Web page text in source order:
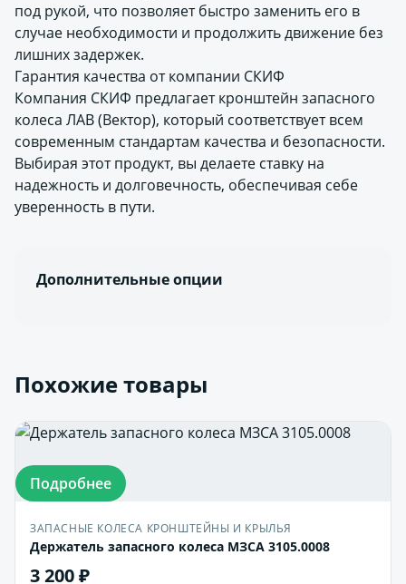
под рукой, что позволяет быстро заменить его в
случае необходимости и продолжить движение без
лишних задержек.
Гарантия качества от компании СКИФ
Компания СКИФ предлагает кронштейн запасного
колеса ЛАВ (Вектор), который соответствует всем
современным стандартам качества и безопасности.
Выбирая этот продукт, вы делаете ставку на
надежность и долговечность, обеспечивая себе
уверенность в пути.
Дополнительные опции
Похожие товары
Подробнее
ЗАПАСНЫЕ КОЛЕСА КРОНШТЕЙНЫ И КРЫЛЬЯ
Держатель запасного колеса МЗСА 3105.0008
3 200 ₽